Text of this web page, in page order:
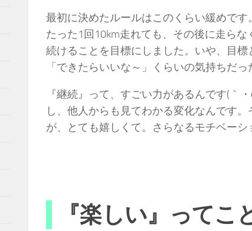
最初に決めたルールはこのくらい緩めです
たった1回10km走れても、その後に走ら
続けることを目標にしました。いや、目標
「できたらいいな～」くらいの気持ちだっ
『継続』って、すごい力があるんです(｀
し、他人からも見てわかる変化なんです
が、とても嬉しくて。さらなるモチベーシ
『楽しい』ってこ